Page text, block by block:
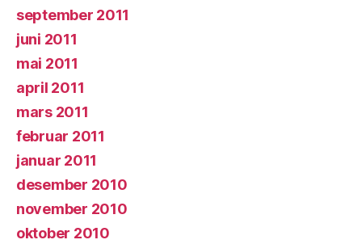
september 2011
juni 2011
mai 2011
april 2011
mars 2011
februar 2011
januar 2011
desember 2010
november 2010
oktober 2010